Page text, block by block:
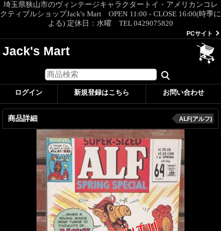
埼玉県狭山市のヴィンテージキャラクタートイ・アメリカンコレ
クティブルショップJack's Mart OPEN 11:00 - CLOSE 16:00(時季に
よる) 定休日：水曜 TEL 0429075820
PCサイト
Jack's Mart
ログイン 新規登録はこちら お問い合わせ
商品詳細 ALF(アルフ)